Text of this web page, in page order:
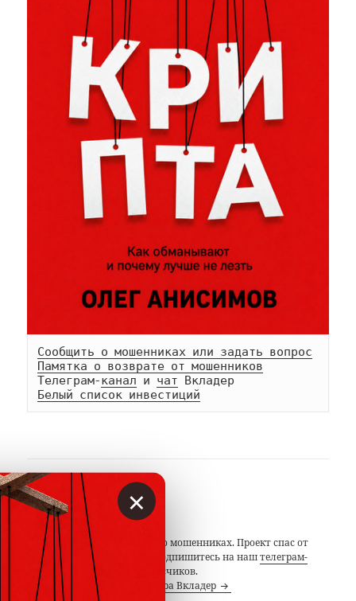
Сообщить о мошенниках или задать вопрос
Памятка о возврате от мошенников
Телеграм-канал и чат
Белый список инвестиций
АВТОР
Вкладер
С 2014 года предупреждаем о мошенниках. Проект спас от
потерь миллионы людей. Подпишитесь на наштелеграм-
канал
с 19 тысячами подписчиков.
Посмотреть все записи автора Вкладер
×